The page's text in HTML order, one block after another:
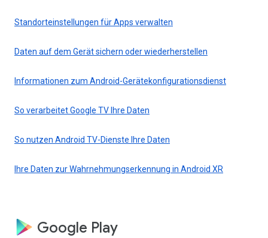
Standorteinstellungen für Apps verwalten
Daten auf dem Gerät sichern oder wiederherstellen
Informationen zum Android-Gerätekonfigurationsdienst
So verarbeitet Google TV Ihre Daten
So nutzen Android TV-Dienste Ihre Daten
Ihre Daten zur Wahrnehmungserkennung in Android XR
Google Play